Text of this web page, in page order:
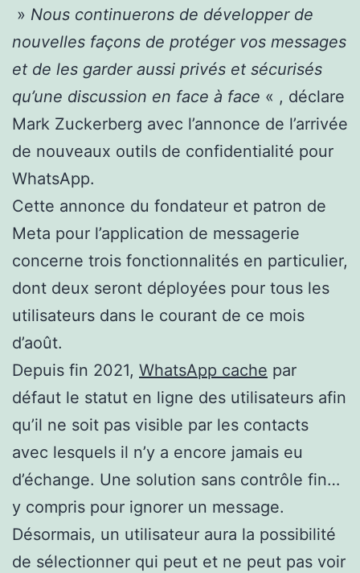
» Nous continuerons de développer de
nouvelles façons de protéger vos messages
et de les garder aussi privés et sécurisés
qu’une discussion en face à face « , déclare
Mark Zuckerberg avec l’annonce de l’arrivée
de nouveaux outils de confidentialité pour
WhatsApp.
Cette annonce du fondateur et patron de
Meta pour l’application de messagerie
concerne trois fonctionnalités en particulier,
dont deux seront déployées pour tous les
utilisateurs dans le courant de ce mois
d’août.
Depuis fin 2021, WhatsApp cache par
défaut le statut en ligne des utilisateurs afin
qu’il ne soit pas visible par les contacts
avec lesquels il n’y a encore jamais eu
d’échange. Une solution sans contrôle fin…
y compris pour ignorer un message.
Désormais, un utilisateur aura la possibilité
de sélectionner qui peut et ne peut pas voir